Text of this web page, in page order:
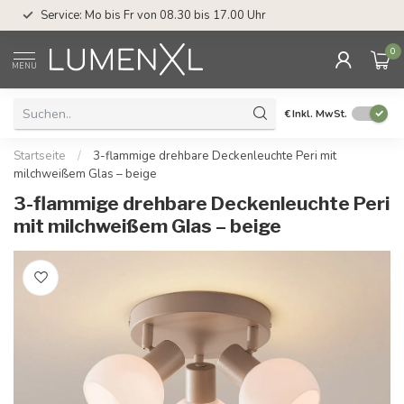
Service: Mo bis Fr von 08.30 bis 17.00 Uhr
MENU
0
€Inkl. MwSt.
Startseite /
3-flammige drehbare Deckenleuchte Peri mit
milchweißem Glas – beige
3-flammige drehbare Deckenleuchte Peri
mit milchweißem Glas – beige